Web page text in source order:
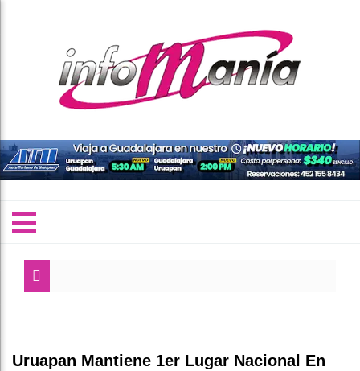
Uruapan Mantiene 1er Lugar Nacional En